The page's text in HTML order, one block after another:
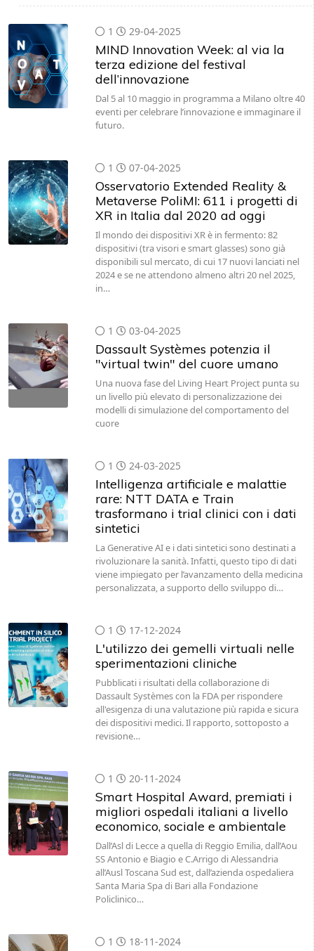
1 29-04-2025
MIND Innovation Week: al via la
terza edizione del festival
dell’innovazione
Dal 5 al 10 maggio in programma a Milano oltre 40
eventi per celebrare l’innovazione e immaginare il
futuro.
1 07-04-2025
Osservatorio Extended Reality &
Metaverse PoliMI: 611 i progetti di
XR in Italia dal 2020 ad oggi
Il mondo dei dispositivi XR è in fermento: 82
dispositivi (tra visori e smart glasses) sono già
disponibili sul mercato, di cui 17 nuovi lanciati nel
2024 e se ne attendono almeno altri 20 nel 2025,
in…
1 03-04-2025
Dassault Systèmes potenzia il
"virtual twin" del cuore umano
Una nuova fase del Living Heart Project punta su
un livello più elevato di personalizzazione dei
modelli di simulazione del comportamento del
cuore
1 24-03-2025
Intelligenza artificiale e malattie
rare: NTT DATA e Train
trasformano i trial clinici con i dati
sintetici
La Generative AI e i dati sintetici sono destinati a
rivoluzionare la sanità. Infatti, questo tipo di dati
viene impiegato per l’avanzamento della medicina
personalizzata, a supporto dello sviluppo di…
1 17-12-2024
L'utilizzo dei gemelli virtuali nelle
sperimentazioni cliniche
Pubblicati i risultati della collaborazione di
Dassault Systèmes con la FDA per rispondere
all'esigenza di una valutazione più rapida e sicura
dei dispositivi medici. Il rapporto, sottoposto a
revisione…
1 20-11-2024
Smart Hospital Award, premiati i
migliori ospedali italiani a livello
economico, sociale e ambientale
Dall’Asl di Lecce a quella di Reggio Emilia, dall’Aou
SS Antonio e Biagio e C.Arrigo di Alessandria
all’Ausl Toscana Sud est, dall’azienda ospedaliera
Santa Maria Spa di Bari alla Fondazione
Policlinico…
1 18-11-2024